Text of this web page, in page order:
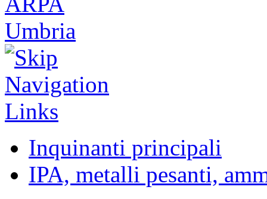
Inquinanti principali
IPA, metalli pesanti,